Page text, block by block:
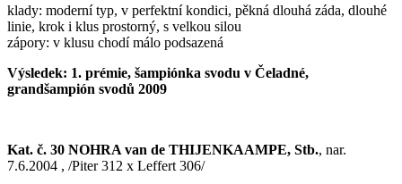
klady: moderní typ, v perfektní kondici, pěkná dlouhá záda, dlouhé
linie, krok i klus prostorný, s velkou silou
zápory: v klusu chodí málo podsazená
Výsledek: 1. prémie, šampiónka svodu v Čeladné,
grandšampión svodů 2009
Kat. č. 30 NOHRA van de THIJENKAAMPE, Stb., nar.
7.6.2004 , /Piter 312 x Leffert 306/